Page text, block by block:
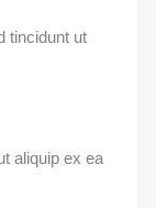
tincidunt ut
aliquip ex ea